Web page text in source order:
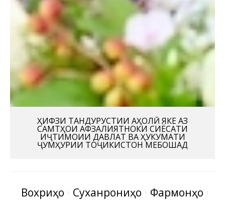
ҲИФЗИ ТАНДУРУСТИИ АҲОЛӢ ЯКЕ АЗ
САМТҲОИ АФЗАЛИЯТНОКИ СИЁСАТИ
ИҶТИМОИИ ДАВЛАТ ВА ҲУКУМАТИ
ҶУМҲУРИИ ТОҶИКИСТОН МЕБОШАД
Вохӯриҳо Суханрониҳо
Фармонҳо